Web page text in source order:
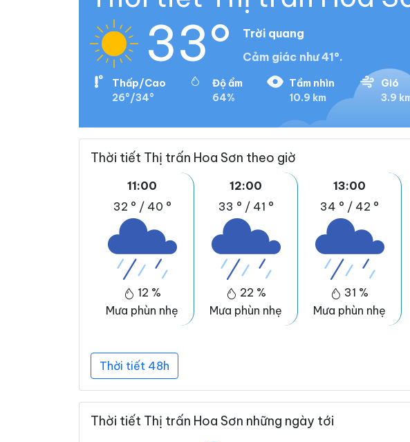
33°
Trời quang
Cảm giác như 41°.
Thấp/Cao
26°/34°
Độ ẩm
64%
Tầm nhìn
10.9 km
Gió
3.9
Thời tiết Thị trấn Hoa Sơn theo giờ
11:00
32 ° / 40 °
12 %
Mưa phùn nhẹ
12:00
33 ° / 41 °
22 %
Mưa phùn nhẹ
13:00
34 ° / 42 °
31 %
Mưa phùn nhẹ
Thời tiết 48h
Thời tiết Thị trấn Hoa Sơn những ngày tới